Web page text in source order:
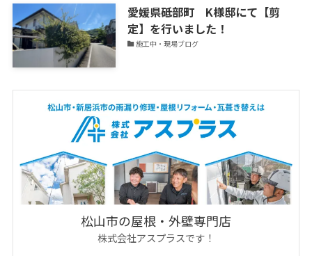
愛媛県砥部町 K様邸にて【剪
定】を行いました！
施工中・現場ブログ
松山市の屋根・外壁専門店
株式会社アスプラスです！